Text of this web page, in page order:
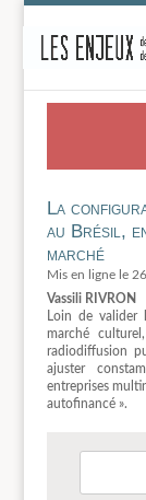
La
au Brésil,
marché
Vassili RIVRON
Loin de valider
marché
radiodiffusion
ajuster
entreprises
autofinancé ».